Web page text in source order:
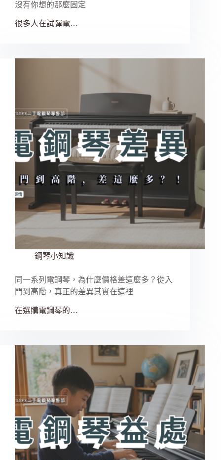
沒有你想的那麼固定
很多人在試彈電…
鋼琴小知識
同一系列電鋼琴，為什麼價格差這麼多？從入
門到高階，真正的差異其實在這裡
在選購電鋼琴的…